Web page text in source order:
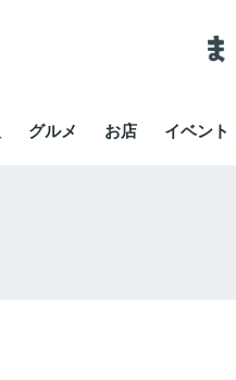
グルメ お店 イベント